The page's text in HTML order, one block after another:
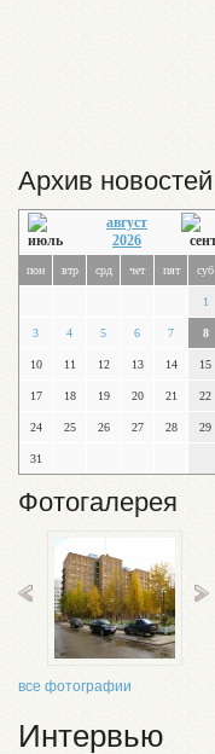
Архив новостей
август
2026
пон втр срд чет пят суб
1
3 4 5 6 7 8
10 11 12 13 14 15
17 18 19 20 21 22
24 25 26 27 28 29
31
Фотогалерея
все фотографии
Интервью